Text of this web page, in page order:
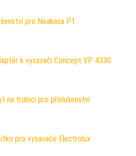
pro Neakasa P1
k vysavači Concept VP 4330
na trubici pro příslušenství
pro vysavače Electrolux